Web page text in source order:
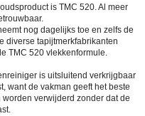
is TMC 520. Al meer
nog dagelijks toe en zelfs de
diverse tapijtmerkfabrikanten
TMC 520 vlekkenformule.
is uitsluitend verkrijgbaar
want de vakman geeft het beste
verwijderd zonder dat de